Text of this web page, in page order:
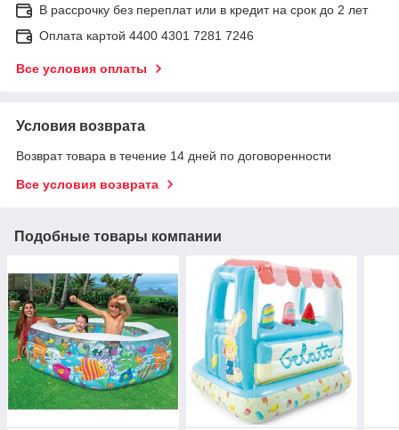
В рассрочку без переплат или в кредит на срок до 2 лет
Оплата картой 4400 4301 7281 7246
Все условия оплаты
Условия возврата
Возврат товара в течение 14 дней по договоренности
Все условия возврата
Подобные товары компании